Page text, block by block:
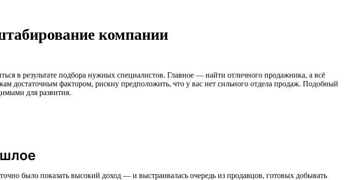
компании
в результате подбора нужных специалистов. Главное — найти отличного продажника, а всё
достаточным фактором, рискну предположить, что у вас нет сильного отдела продаж. Подобный
для развития.
было показать высокий доход — и выстраивалась очередь из продавцов, готовых добывать